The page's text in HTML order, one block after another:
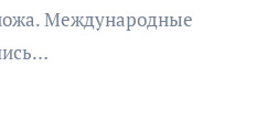
Международные